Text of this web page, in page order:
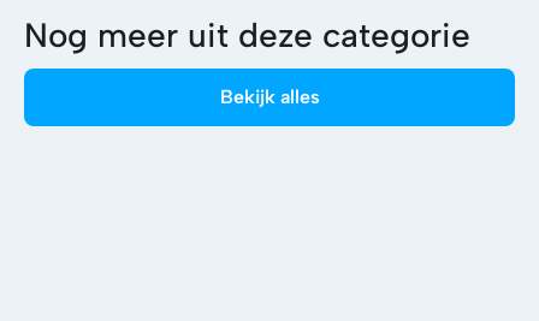
Nog meer uit deze categorie
Bekijk alles